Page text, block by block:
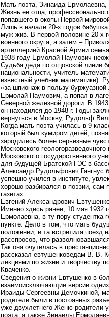
Мать поэта, Зинаида Ермолаевна,
Жизнь ее отца,
попавшего в окопы Первой
Лишь в начале 20-х годов
муж жив. В первой половине 20-х
военного округа, а затем –
артиллерией Красной Армии
1938 году Ермолай Наумович
Судьба деда по отцовской линии
национальности, учитель
известный учебник математики).
«за шпионаж в пользу
Ермолай Наумович, а попал в
Северной железной дороги. В
он находился до 1948 г. Годы
вернуться в Москву, Рудольф
Когда мать поэта училась в 9
который был кумиром детей,
зародились более серьезные
Московского
Московского государственного
для будущей Братской ГЭС в
Александр Рудольфович Гангнус
успешно учился в институте,
хорошо разбирался в поэзии, сам
газетах.
Евгений Александрович
Именно здесь ранее, 10 мая 1932
Ермолаевна, в ту пору студентка
пункте. Дело в том, что мать
положении, и та встретила поезд
расспросов, что
Так она очутилась в
рассказал евтушенковедам В. В.
лекциями по жизни и творчеству
Кваченко.
Сведения о жизни Евтушенко в
взаимоисключающие версии
Ираиды Сергеевны Демочкиной,
родители были в постоянных
уже двухлетнего Женю родители
поэта, а также Зинаиды